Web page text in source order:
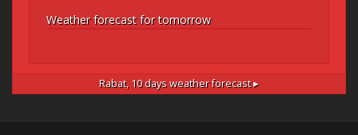
Weather forecast for tomorrow
Rabat, 10 days weather forecast ▸